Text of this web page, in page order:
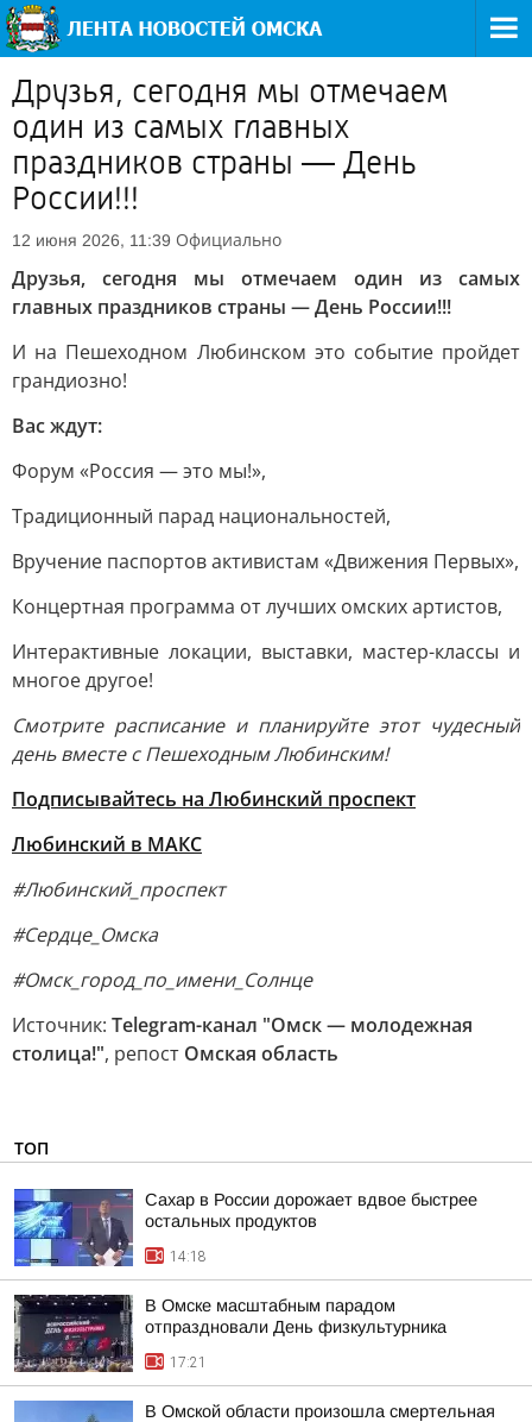
Друзья, сегодня мы отмечаем
один из самых главных
праздников страны — День
России!!!
12 июня 2026, 11:39 Официально
Друзья, сегодня мы отмечаем один из самых
главных праздников страны — День России!!!
И на Пешеходном Любинском это событие пройдет
грандиозно!
Вас ждут:
Форум «Россия — это мы!»,
Традиционный парад национальностей,
Вручение паспортов активистам «Движения Первых»,
Концертная программа от лучших омских артистов,
Интерактивные локации, выставки, мастер-классы и
многое другое!
Смотрите расписание и планируйте этот чудесный
день вместе с Пешеходным Любинским!
Подписывайтесь на Любинский проспект
Любинский в MAКС
#Любинский_проспект
#Сердце_Омска
#Омск_город_по_имени_Солнце
Источник: Telegram-канал "Омск — молодежная
столица!", репост Омская область
ТОП
Сахар в России дорожает вдвое быстрее
остальных продуктов
14:18
В Омске масштабным парадом
отпраздновали День физкультурника
17:21
В Омской области произошла смертельная